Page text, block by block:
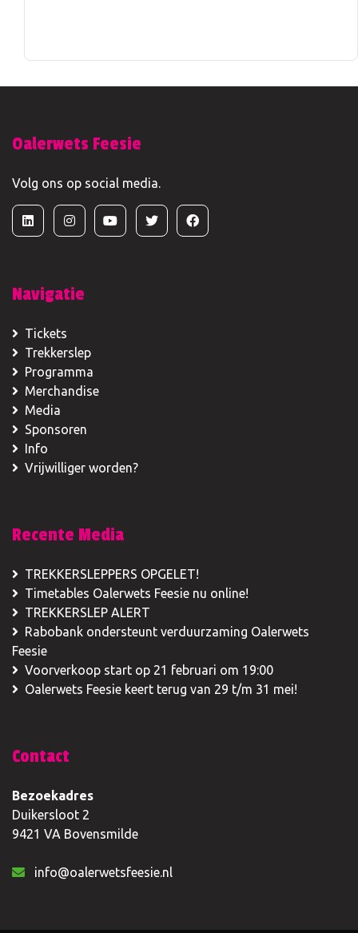
Oalerwets Feesie
Volg ons op social media.
Navigatie
Tickets
Trekkerslep
Programma
Merchandise
Media
Sponsoren
Info
Vrijwilliger worden?
Recente Media
TREKKERSLEPPERS OPGELET!
Timetables Oalerwets Feesie nu online!
TREKKERSLEP ALERT
Rabobank ondersteunt verduurzaming Oalerwets
Feesie
Voorverkoop start op 21 februari om 19:00
Oalerwets Feesie keert terug van 29 t/m 31 mei!
Contact
Bezoekadres
Duikersloot 2
9421 VA Bovensmilde
info@oalerwetsfeesie.nl